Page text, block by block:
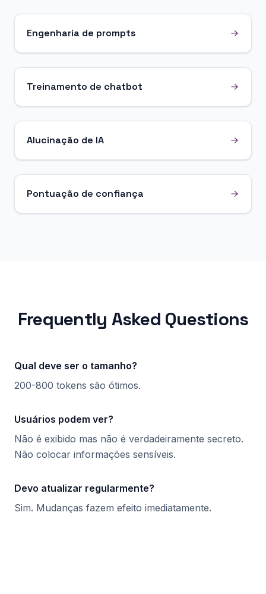
Engenharia de prompts
Treinamento de chatbot
Alucinação de IA
Pontuação de confiança
Frequently Asked Questions
Qual deve ser o tamanho?
200-800 tokens são ótimos.
Usuários podem ver?
Não é exibido mas não é verdadeiramente secreto.
Não colocar informações sensíveis.
Devo atualizar regularmente?
Sim. Mudanças fazem efeito imediatamente.